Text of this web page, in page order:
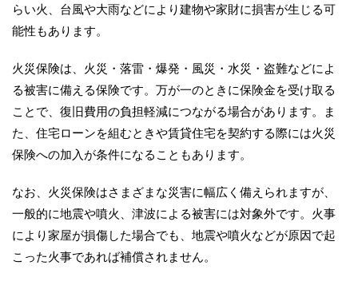
らい火、台風や大雨などにより建物や家財に損害が生じる可
能性もあります。
火災保険は、火災・落雷・爆発・風災・水災・盗難などによ
る被害に備える保険です。万が一のときに保険金を受け取る
ことで、復旧費用の負担軽減につながる場合があります。ま
た、住宅ローンを組むときや賃貸住宅を契約する際には火災
保険への加入が条件になることもあります。
なお、火災保険はさまざまな災害に幅広く備えられますが、
一般的に地震や噴火、津波による被害には対象外です。火事
により家屋が損傷した場合でも、地震や噴火などが原因で起
こった火事であれば補償されません。